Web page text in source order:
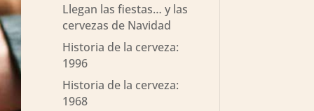
Llegan las fiestas… y las
cervezas de Navidad
Historia de la cerveza:
1996
Historia de la cerveza:
1968